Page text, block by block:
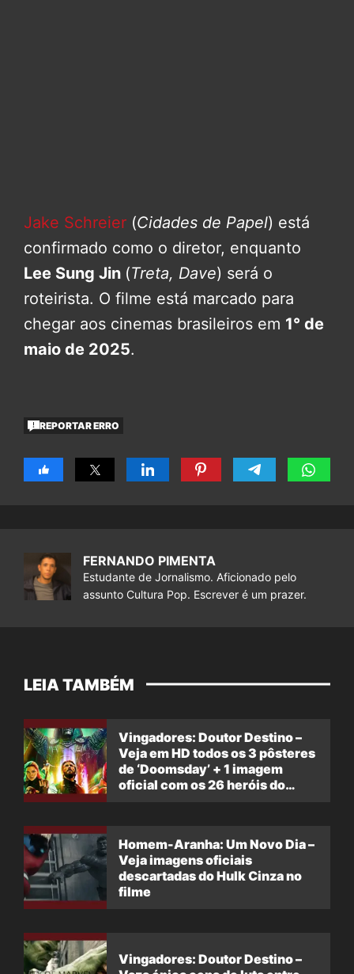
Jake Schreier (Cidades de Papel) está
confirmado como o diretor, enquanto
Lee Sung Jin (Treta, Dave) será o
roteirista. O filme está marcado para
chegar aos cinemas brasileiros em 1° de
maio de 2025.
REPORTAR ERRO
FERNANDO PIMENTA
Estudante de Jornalismo. Aficionado pelo
assunto Cultura Pop. Escrever é um prazer.
LEIA TAMBÉM
Vingadores: Doutor Destino –
Veja em HD todos os 3 pôsteres
de ‘Doomsday’ + 1 imagem
oficial com os 26 heróis do
Homem-Aranha: Um Novo Dia –
Veja imagens oficiais
descartadas do Hulk Cinza no
filme
Vingadores: Doutor Destino –